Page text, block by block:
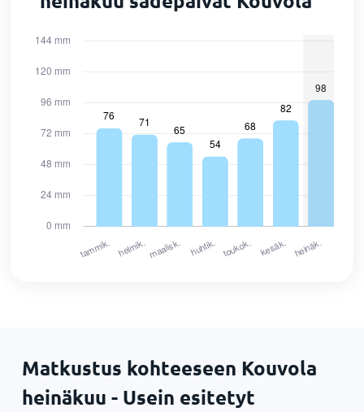
Matkustus kohteeseen Kouvola
heinäkuu - Usein esitetyt